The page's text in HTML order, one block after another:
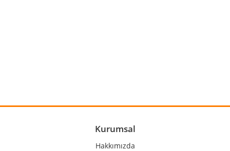
Ürün açıklamasında eksik bilgiler bulunuyor.
Ürün bilgilerinde hatalar bulunuyor.
Kurumsal
Hakkımızda